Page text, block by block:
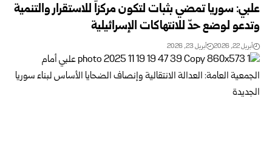
علبي: سوريا تمضي بثبات لتكون مركزاً للاستقرار والتنمية
وتدعو لوضع حدّ للانتهاكات الإسرائيلية
أبريل 22, 2026 أبريل 23, 2026